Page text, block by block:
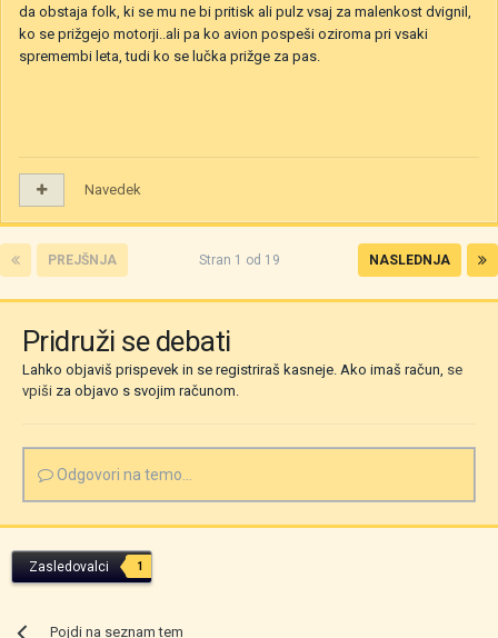
da obstaja folk, ki se mu ne bi pritisk ali pulz vsaj za malenkost dvignil,
ko se prižgejo motorji..ali pa ko avion pospeši oziroma pri vsaki
spremembi leta, tudi ko se lučka prižge za pas.
Navedek
PREJŠNJA NASLEDNJA
Stran 1 od 19
Pridruži se debati
Lahko objaviš prispevek in se registriraš kasneje. Ako imaš račun, se
vpiši za objavo s svojim računom.
Odgovori na temo...
Zasledovalci 1
Pojdi na seznam tem